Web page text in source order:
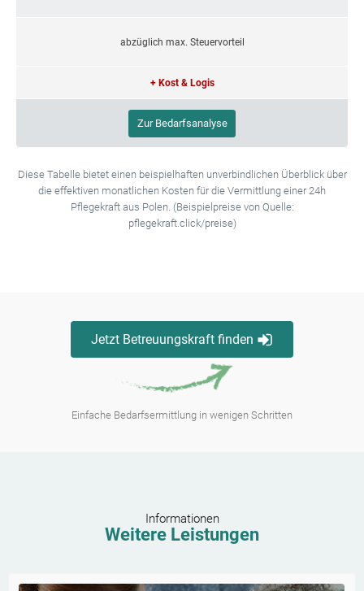
abzüglich max. Steuervorteil
+ Kost & Logis
Zur Bedarfsanalyse
Diese Tabelle bietet einen beispielhaften unverbindlichen Überblick über
die effektiven monatlichen Kosten für die Vermittlung einer 24h
Pflegekraft aus Polen. (Beispielpreise von Quelle:
pflegekraft.click/preise)
Jetzt Betreuungskraft finden
Einfache Bedarfsermittlung in wenigen Schritten
Informationen
Weitere Leistungen